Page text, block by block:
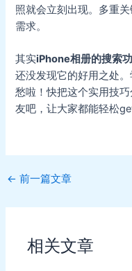
照就会立刻出现。多重
需求。
其实iPhone相册的搜索
还没发现它的好用之处
愁啦！快把这个实用技
友吧，让大家都能轻松
Post
← 前一篇文章
相关文章